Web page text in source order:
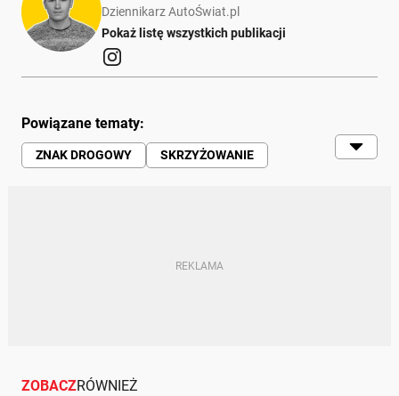
Dziennikarz AutoŚwiat.pl
Pokaż listę wszystkich publikacji
Powiązane tematy:
ZNAK DROGOWY
SKRZYŻOWANIE
ZOBACZRÓWNIEŻ